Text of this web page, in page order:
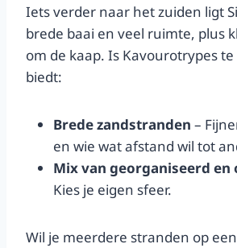
Iets verder naar het zuiden ligt
brede baai en veel ruimte, plus
om de kaap. Is Kavourotrypes te
biedt:
Brede zandstranden –
en wie wat afstand wil tot
Mix van georganiseerd en
Kies je eigen sfeer.
Wil je meerdere stranden op